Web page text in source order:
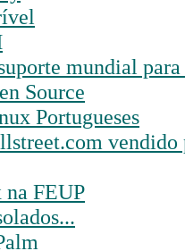
mundial
Source
Portugueses
FEUP